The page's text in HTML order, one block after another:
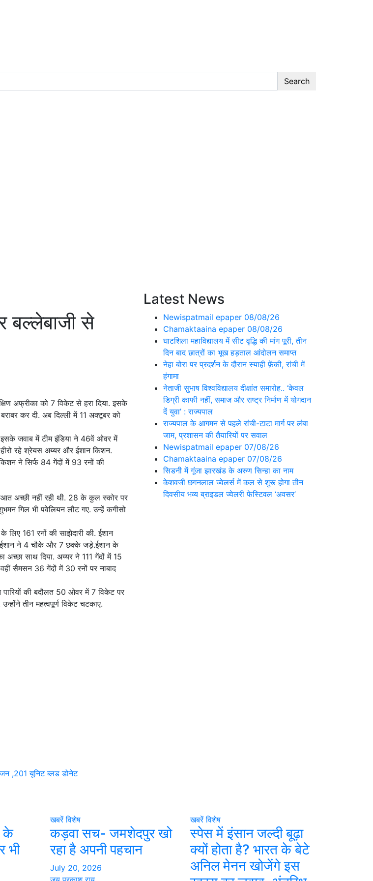
Search
बल्लेबाजी से
अफ्रीका को 7 विकेट से हरा दिया. इसके
कर दी. अब दिल्ली में 11 अक्टूबर को
जवाब में टीम इंडिया ने 46वें ओवर में
रहे श्रेयस अय्यर और ईशान किशन.
ने सिर्फ 84 गेंदों में 93 रनों की
अच्छी नहीं रही थी. 28 के कुल स्कोर पर
गिल भी पवेलियन लौट गए. उन्हें कगीसो
161 रनों की साझेदारी की. ईशान
ईशान ने 4 चौके और 7 छक्के जड़े.ईशान के
साथ दिया. अय्यर ने 111 गेंदों में 15
सैमसन 36 गेंदों में 30 रनों पर नाबाद
की बदौलत 50 ओवर में 7 विकेट पर
तीन महत्वपूर्ण विकेट चटकाए.
,201 यूनिट ब्लड डोनेट
Latest News
Newispatmail epaper 08/08/26
Chamaktaaina epaper 08/08/26
घाटशिला महाविद्यालय में सीट वृद्धि की मांग पूरी, तीन
दिन बाद छात्रों का भूख हड़ताल आंदोलन समाप्त
नेहा बोरा पर प्रदर्शन के दौरान स्याही फ़ेंकी, रांची में
हंगामा
नेताजी सुभाष विश्वविद्यालय दीक्षांत समारोह.. ‘केवल
डिग्री काफी नहीं, समाज और राष्ट्र निर्माण में योगदान
दें युवा’ : राज्यपाल
राज्यपाल के आगमन से पहले रांची-टाटा मार्ग पर लंबा
जाम, प्रशासन की तैयारियों पर सवाल
Newispatmail epaper 07/08/26
Chamaktaaina epaper 07/08/26
सिडनी में गूंजा झारखंड के अरुण सिन्हा का नाम
केशवजी छगनलाल ज्वेलर्स में कल से शुरू होगा तीन
दिवसीय भव्य ब्राइडल ज्वेलरी फेस्टिवल ‘अवसर’
के
भी
खबरें विशेष
कड़वा सच- जमशेदपुर खो
रहा है अपनी पहचान
July 20, 2026
खबरें विशेष
स्पेस में इंसान जल्दी बूढ़ा
क्यों होता है? भारत के बेटे
अनिल मेनन खोजेंगे इस